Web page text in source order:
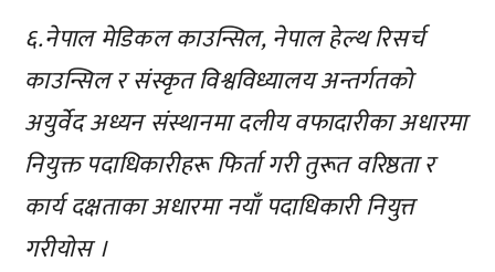
६.नेपाल मेडिकल काउन्सिल, नेपाल हेल्थ रिसर्च
काउन्सिल र संस्कृत विश्वविध्यालय अन्तर्गतकाे
अयुर्वेद अध्यन संस्थानमा दलीय वफादारीका अधारमा
नियुक्त पदाधिकारीहरू फिर्ता गरी तुरूत वरिष्ठता र
कार्य दक्षताका अधारमा नयाँ पदाधिकारी नियुत्त
गरीयाेस ।